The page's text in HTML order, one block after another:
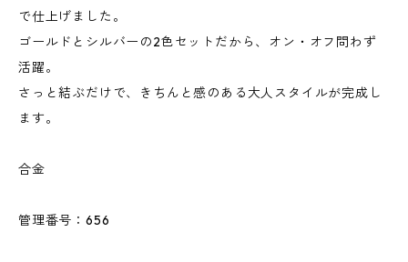
で仕上げました。
ゴールドとシルバーの2色セットだから、オン・オフ問わず
活躍。
さっと結ぶだけで、きちんと感のある大人スタイルが完成し
ます。
合金
管理番号：656